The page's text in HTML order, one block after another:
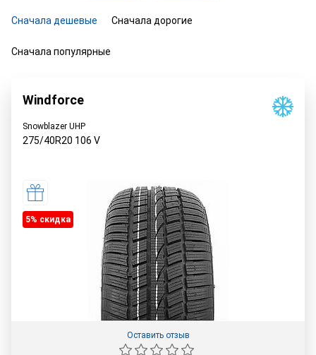
Сначала дешевые Сначала дорогие
Сначала популярные
Windforce
Snowblazer UHP
275/40R20 106 V
5% cкидка
Оставить отзыв